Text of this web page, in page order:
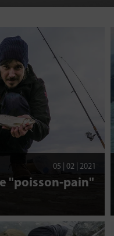
05 | 02 | 2021
"poisson-pain"